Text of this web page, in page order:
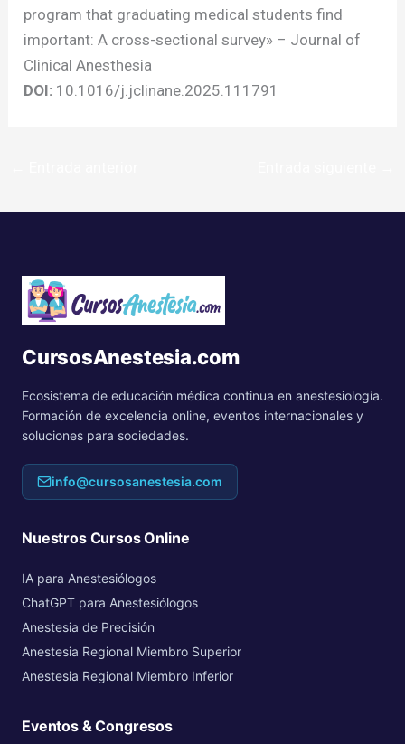
program that graduating medical students find
important: A cross-sectional survey» – Journal of
Clinical Anesthesia
DOI: 10.1016/j.jclinane.2025.111791
CursosAnestesia.com
Ecosistema de educación médica continua en anestesiología.
Formación de excelencia online, eventos internacionales y
soluciones para sociedades.
info@cursosanestesia.com
Nuestros Cursos Online
IA para Anestesiólogos
ChatGPT para Anestesiólogos
Anestesia de Precisión
Anestesia Regional Miembro Superior
Anestesia Regional Miembro Inferior
Eventos & Congresos